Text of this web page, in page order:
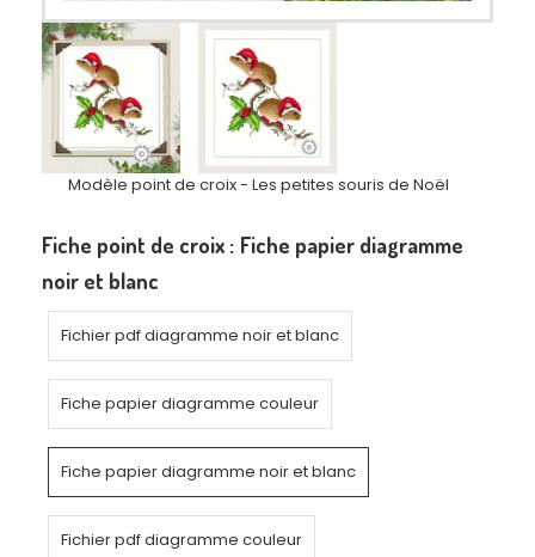
Modèle point de croix - Les petites souris de Noël
Fiche point de croix : Fiche papier diagramme
noir et blanc
Fichier pdf diagramme noir et blanc
Fiche papier diagramme couleur
Fiche papier diagramme noir et blanc
Fichier pdf diagramme couleur